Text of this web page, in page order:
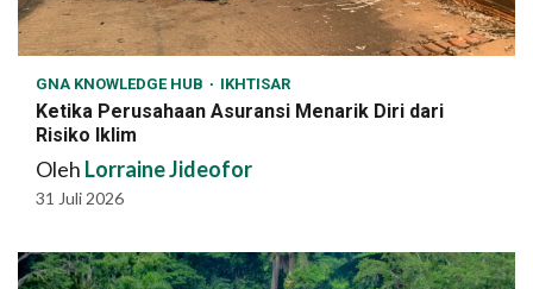
GNA KNOWLEDGE HUB IKHTISAR
Ketika Perusahaan Asuransi Menarik Diri dari
Risiko Iklim
Oleh Lorraine Jideofor
31 Juli 2026